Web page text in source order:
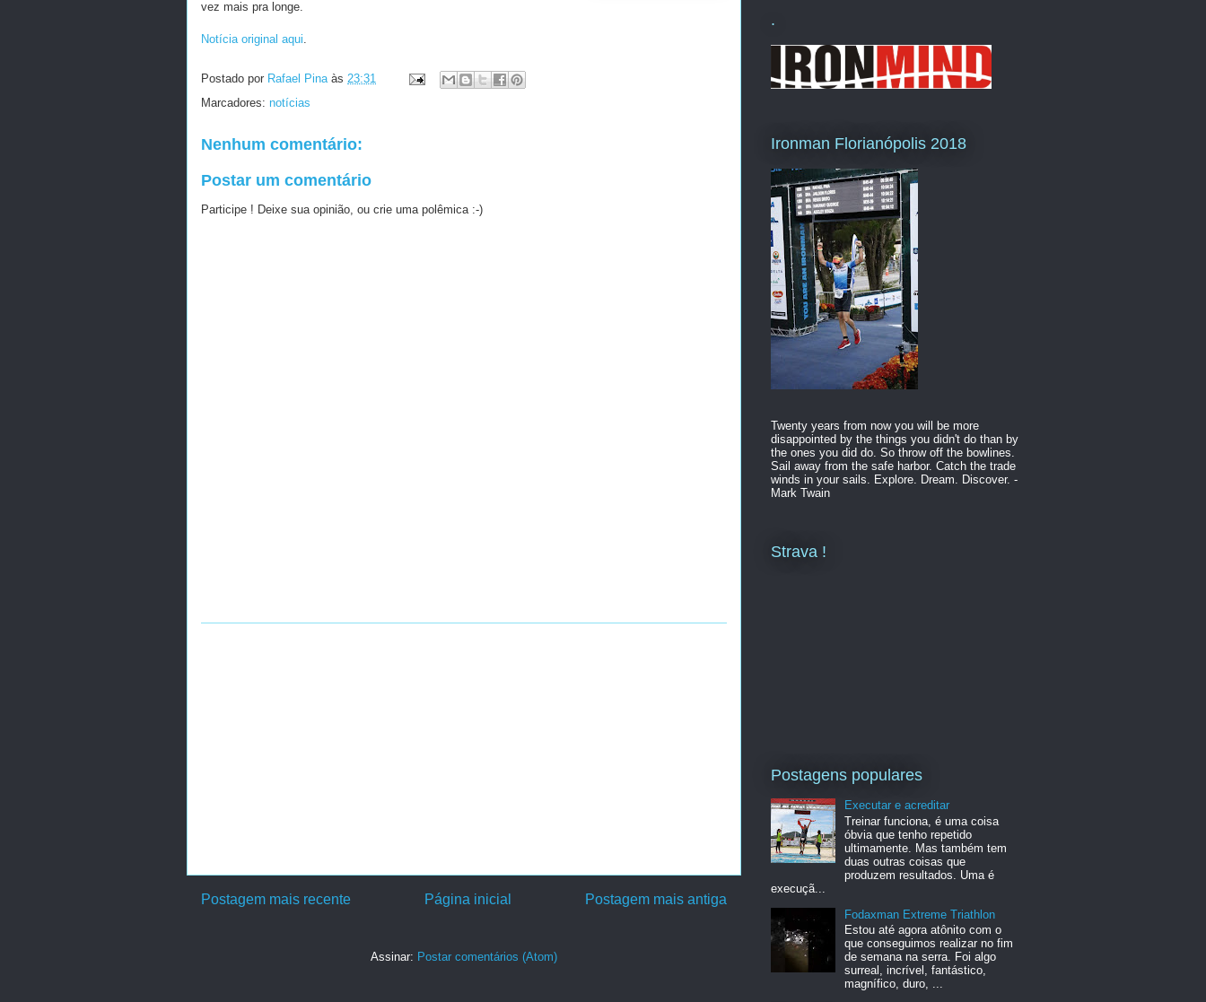
vez mais pra longe.
Notícia original aqui
Postado por Rafael Pina às 23:31
Marcadores: notícias
Nenhum comentário:
Postar um comentário
Participe ! Deixe sua opinião, ou crie uma polêmica :-)
Postagem mais recente Postagem mais antiga
Página inicial
Assinar: Postar comentários (Atom)
.
Ironman Florianópolis 2018
Twenty years from now you will be more
disappointed by the things you didn't do than by
the ones you did do. So throw off the bowlines.
Sail away from the safe harbor. Catch the trade
winds in your sails. Explore. Dream. Discover. -
Mark Twain
Strava !
Postagens populares
Executar e acreditar
Treinar funciona, é uma coisa
óbvia que tenho repetido
ultimamente. Mas também tem
duas outras coisas que
produzem resultados. Uma é
execuçã...
Fodaxman Extreme Triathlon
Estou até agora atônito com o
que conseguimos realizar no fim
de semana na serra. Foi algo
surreal, incrível, fantástico,
magnífico, duro, ...